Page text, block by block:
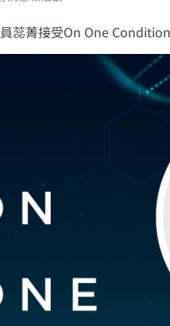
蕊菁接受On One